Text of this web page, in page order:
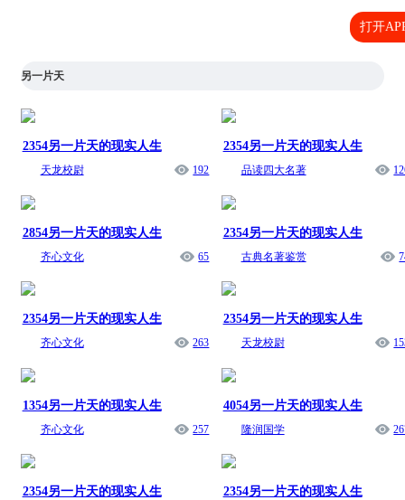
打开
另一片天
2354另一片天的现实人生
天龙校尉 192
2854另一片天的现实人生
齐心文化 65
2354另一片天的现实人生
齐心文化 263
1354另一片天的现实人生
齐心文化 257
2354另一片天的现实人生
2354另一片天的现实人生
品读四大名著
2354另一片天的现实人生
古典名著鉴赏
2354另一片天的现实人生
天龙校尉
4054另一片天的现实人生
隆润国学
2354另一片天的现实人生